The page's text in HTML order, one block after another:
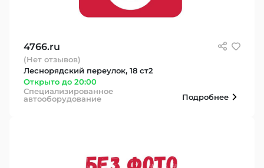
4766.ru
(Нет отзывов)
Леснорядский переулок, 18 ст2
Открыто до 20:00
Специализированное
автооборудование
Подробнее